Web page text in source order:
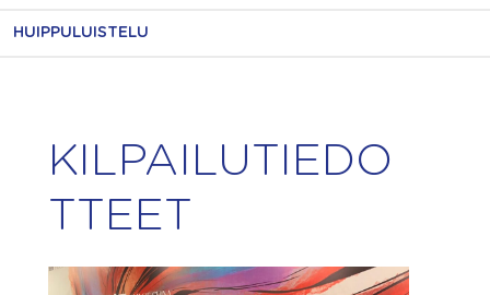
HUIPPULUISTELU
KILPAILUTIEDO
TTEET